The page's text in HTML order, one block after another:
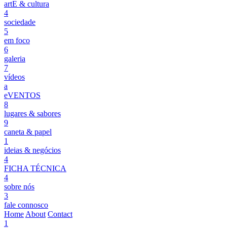
artE & cultura
4
sociedade
5
em foco
6
galeria
7
vídeos
a
eVENTOS
8
lugares & sabores
9
caneta & papel
1
ideias & negócios
4
FICHA TÉCNICA
4
sobre nós
3
fale connosco
Home About Contact
1